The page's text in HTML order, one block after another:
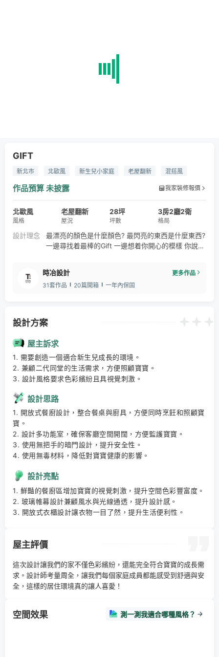
GIFT
新北市 北歐風 新生兒小家庭 老屋翻新
混搭風
spc地板
系統櫃
實木餐桌
作品預算 未披露 我家裝修報價
北歐風
風格
老屋翻新
屋況
28坪
坪數
3房2廳2衛
格局
設計理念
最漂亮的顏色是什麼顏色? 最閃亮的東西是什麼東西?
一邊尋找着最棒的Gift 一邊想着你開心的模樣 你說想
了 Mr. Children / Gift 這是剛迎接新生命的屋主 在規
劃這個空間時最貼切的心情描寫 時冶將莫大的喜悅轉
時冶設計
更多作品
31套作品
20篇開箱 一年內保固
設計方案
屋主訴求
1. 需要創造一個適合新生兒成長的環境。
2. 兼顧二代同堂的生活需求，方便照顧寶寶。
3. 設計風格要求色彩繽紛且具視覺刺激。
設計思路
1. 開放式餐廚設計，整合餐桌與廚具，方便同時烹飪和照顧寶
寶。
2. 設計多功能室，確保客廳空間開闊，方便監護寶寶。
3. 使用無把手的暗門設計，提升安全性。
4. 使用無毒材料，降低對寶寶健康的影響。
設計亮點
1. 鮮豔的餐廚區增加寶寶的視覺刺激，提升空間色彩豐富度。
2. 玻璃帷幕設計兼顧風水與光線通透，提升設計感。
3. 開放式衣櫃設計讓衣物一目了然，提升生活便利性。
屋主評價
這次設計讓我們的家不僅色彩繽紛，還能完全符合寶寶的成長需
求。設計師考量周全，讓我們每個家庭成員都能感受到舒適與安
全，這樣的居住環境真的讓人喜愛！
空間效果 測一測我適合哪種風格？